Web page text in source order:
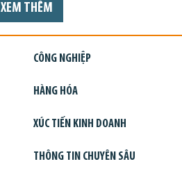
XEM THÊM
CÔNG NGHIỆP
HÀNG HÓA
XÚC TIẾN KINH DOANH
THÔNG TIN CHUYÊN SÂU